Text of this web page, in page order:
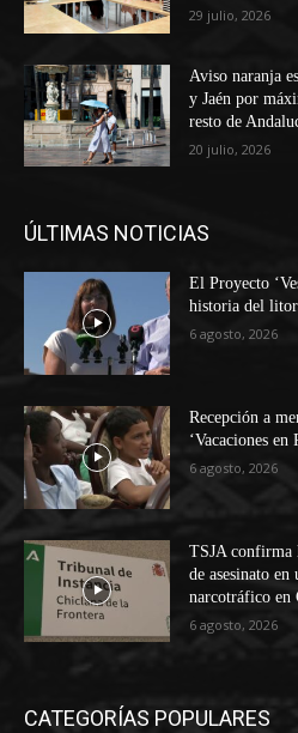
29 julio, 2026
Aviso naranja
y Jaén por
resto de
20 julio, 2026
ÚLTIMAS NOTICIAS
El Proyecto
historia del
6 agosto, 2026
Recepción a
‘Vacaciones en
6 agosto, 2026
TSJA confirma
de asesinato en
narcotráfico en
6 agosto, 2026
CATEGORÍAS POPULARES